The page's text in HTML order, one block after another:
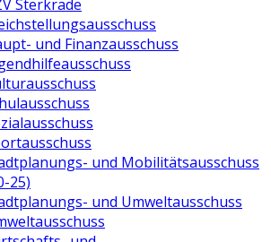
Sterkrade
und Finanzausschuss
und Mobilitätsausschuss
25)
und Umweltausschuss